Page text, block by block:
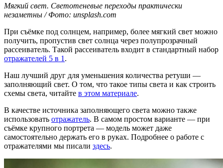
Мягкий свет. Светотеневые переходы практически
незаметны / Фото: unsplash.com
При съёмке под солнцем, например, более мягкий свет можно
получить, пропустив свет солнца через полупрозрачный
рассеиватель. Такой рассеиватель входит в стандартный набор
отражателей 5 в 1 .
Наш лучший друг для уменьшения количества ретуши —
заполняющий свет. О том, что такое типы света и как строить
схемы света, читайте в этом материале.
В качестве источника заполняющего света можно также
использовать отражатель. В самом простом варианте — при
съёмке крупного портрета — модель может даже
самостоятельно держать его в руках. Подробнее о работе с
отражателями мы писали здесь.